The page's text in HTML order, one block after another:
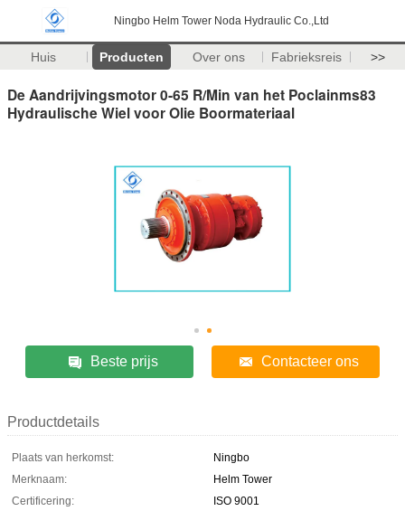
Ningbo Helm Tower Noda Hydraulic Co.,Ltd
Huis Producten Over ons Fabrieksreis >>
De Aandrijvingsmotor 0-65 R/Min van het Poclainms83
Hydraulische Wiel voor Olie Boormateriaal
Beste prijs Contacteer ons
Productdetails
Plaats van herkomst:
Ningbo
Merknaam:
Helm Tower
Certificering:
ISO 9001